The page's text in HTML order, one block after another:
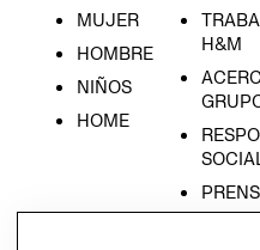
MUJER
HOMBRE
NIÑOS
HOME
H&M